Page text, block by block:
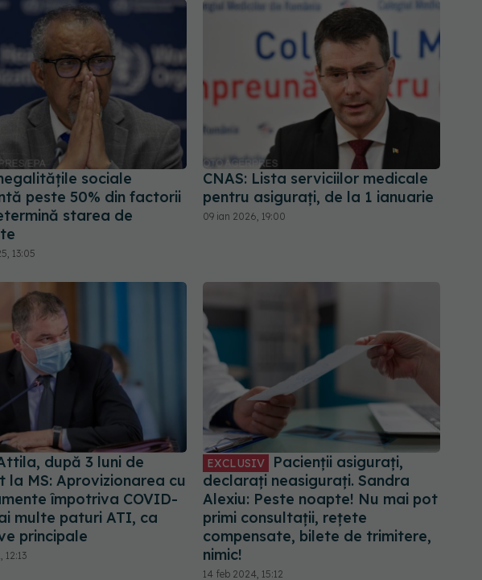
sociale
peste 50% din factorii
starea de
13:05
CNAS: Lista serviciilor medicale
pentru asigurați, de la 1 ianuarie
09 ian 2026, 19:00
după 3 luni de
la MS: Aprovizionarea cu
împotriva COVID-
multe paturi ATI, ca
principale
12:13
EXCLUSIV
Pacienții asigurați,
declarați neasigurați. Sandra
Alexiu: Peste noapte! Nu mai pot
primi consultații, rețete
compensate, bilete de trimitere,
nimic!
14 feb 2024, 15:12